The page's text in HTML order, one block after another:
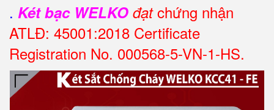
. Két bạc WELKO đạtchứng nhận
ATLĐ: 45001:2018 Certificate
Registration No. 000568-5-VN-1-HS.